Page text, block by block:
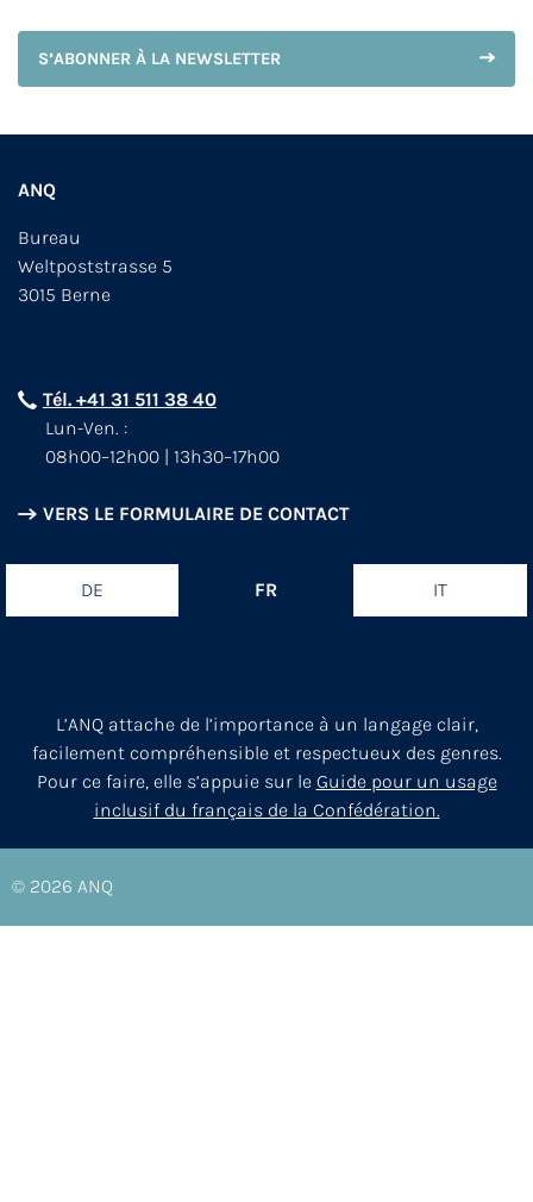
S’ABONNER À LA NEWSLETTER
ANQ
Bureau
Weltpoststrasse 5
3015 Berne
Tél. +41 31 511 38 40
Lun-Ven. :
08h00–12h00 | 13h30–17h00
VERS LE FORMULAIRE DE CONTACT
DE FR IT
L’ANQ attache de l’importance à un langage clair,
facilement compréhensible et respectueux des genres.
Pour ce faire, elle s’appuie sur le Guide pour un usage
inclusif du français de la Confédération.
© 2026 ANQ